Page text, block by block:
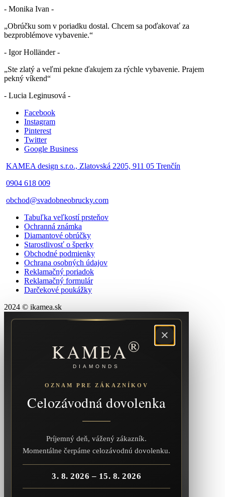
- Monika Ivan -
„Obrúčku som v poriadku dostal. Chcem sa poďakovať za
bezproblémove vybavenie.“
- Igor Holländer -
„Ste zlatý a veľmi pekne ďakujem za rýchle vybavenie. Prajem
pekný víkend“
- Lucia Leginusová -
Facebook
Instagram
Pinterest
Twitter
Google Business
KAMEA design s.r.o., Zlatovská 2205, 911 05 Trenčín
0904 618 009
obchod@svadobneobrucky.com
Tabuľka veľkostí prsteňov
Ochranná známka
Diamantové obrúčky
Starostlivosť o šperky
Obchodné podmienky
Ochrana osobných údajov
Reklamačný poriadok
Reklamačný formulár
Darčekové poukážky
2024 © ikamea.sk
×
KAMEA®
DIAMONDS
OZNAM PRE ZÁKAZNÍKOV
Celozávodná dovolenka
Príjemný deň, vážený zákazník.
Momentálne čerpáme celozávodnú dovolenku.
3. 8. 2026 – 15. 8. 2026